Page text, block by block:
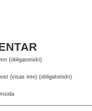
(obligatoriskt)
(visas inte) (obligatoriskt)